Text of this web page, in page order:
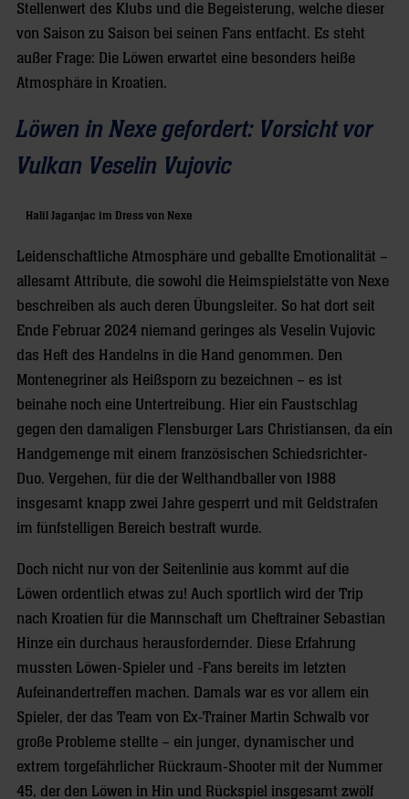
Stellenwert des Klubs und die Begeisterung, welche dieser
von Saison zu Saison bei seinen Fans entfacht. Es steht
außer Frage: Die Löwen erwartet eine besonders heiße
Atmosphäre in Kroatien.
Löwen in Nexe gefordert: Vorsicht vor
Vulkan Veselin Vujovic
Halil Jaganjac im Dress von Nexe
Leidenschaftliche Atmosphäre und geballte Emotionalität –
allesamt Attribute, die sowohl die Heimspielstätte von Nexe
beschreiben als auch deren Übungsleiter. So hat dort seit
Ende Februar 2024 niemand geringes als Veselin Vujovic
das Heft des Handelns in die Hand genommen. Den
Montenegriner als Heißsporn zu bezeichnen – es ist
beinahe noch eine Untertreibung. Hier ein Faustschlag
gegen den damaligen Flensburger Lars Christiansen, da ein
Handgemenge mit einem französischen Schiedsrichter-
Duo. Vergehen, für die der Welthandballer von 1988
insgesamt knapp zwei Jahre gesperrt und mit Geldstrafen
im fünfstelligen Bereich bestraft wurde.
Doch nicht nur von der Seitenlinie aus kommt auf die
Löwen ordentlich etwas zu! Auch sportlich wird der Trip
nach Kroatien für die Mannschaft um Cheftrainer Sebastian
Hinze ein durchaus herausfordernder. Diese Erfahrung
mussten Löwen-Spieler und -Fans bereits im letzten
Aufeinandertreffen machen. Damals war es vor allem ein
Spieler, der das Team von Ex-Trainer Martin Schwalb vor
große Probleme stellte – ein junger, dynamischer und
extrem torgefährlicher Rückraum-Shooter mit der Nummer
45, der den Löwen in Hin und Rückspiel insgesamt zwölf